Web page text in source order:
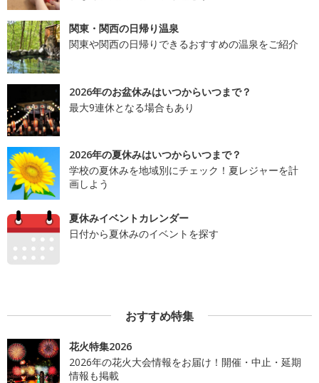
関東・関西の日帰り温泉
関東や関西の日帰りできるおすすめの温泉をご紹介
2026年のお盆休みはいつからいつまで？
最大9連休となる場合もあり
2026年の夏休みはいつからいつまで？
学校の夏休みを地域別にチェック！夏レジャーを計
画しよう
夏休みイベントカレンダー
日付から夏休みのイベントを探す
おすすめ特集
花火特集2026
2026年の花火大会情報をお届け！開催・中止・延期
情報も掲載